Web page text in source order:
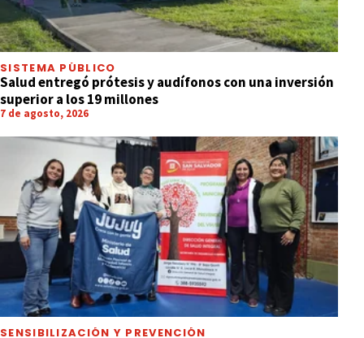
SISTEMA PÚBLICO
Salud entregó prótesis y audífonos con una inversión
superior a los 19 millones
7 de agosto, 2026
SENSIBILIZACIÓN Y PREVENCIÓN